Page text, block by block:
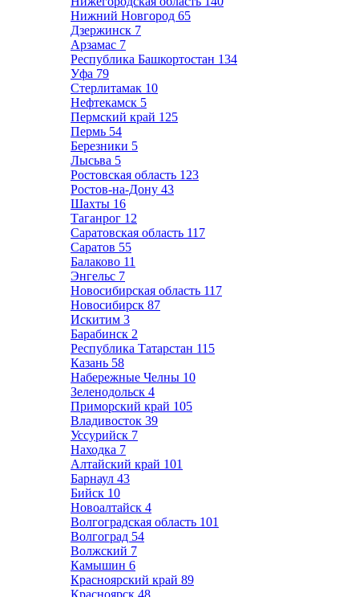
Нижний Новгород 65
Дзержинск 7
Арзамас 7
Республика Башкортостан 134
Уфа 79
Стерлитамак 10
Нефтекамск 5
Пермский край 125
Пермь 54
Березники 5
Лысьва 5
Ростовская область 123
Ростов-на-Дону 43
Шахты 16
Таганрог 12
Саратовская область 117
Саратов 55
Балаково 11
Энгельс 7
Новосибирская область 117
Новосибирск 87
Искитим 3
Барабинск 2
Республика Татарстан 115
Казань 58
Набережные Челны 10
Зеленодольск 4
Приморский край 105
Владивосток 39
Уссурийск 7
Находка 7
Алтайский край 101
Барнаул 43
Бийск 10
Новоалтайск 4
Волгоградская область 101
Волгоград 54
Волжский 7
Камышин 6
Красноярский край 89
Красноярск 48